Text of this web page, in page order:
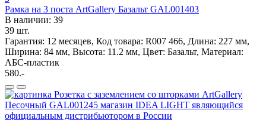
Рамка на 3 поста ArtGallery Базальт GAL001403
В наличии: 39
39 шт.
Гарантия: 12 месяцев, Код товара: R007 466, Длина: 227 мм,
Ширина: 84 мм, Высота: 11.2 мм, Цвет: Базальт, Материал:
АБС-пластик
580.-